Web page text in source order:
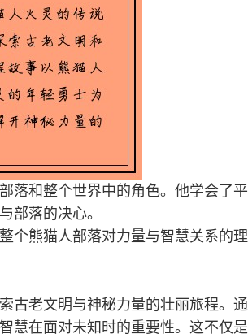
落和整个世界中的角色。他学会了平
部落的决心。
个熊猫人部落对力量与智慧关系的理
古老文明与神秘力量的壮丽旅程。通
慧在面对未知时的重要性。这不仅是